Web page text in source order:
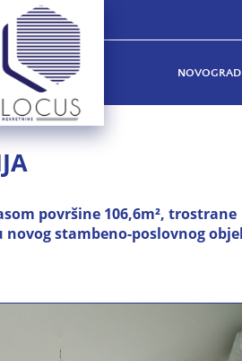
površine 106,6m², trostrane
stambeno-poslovnog